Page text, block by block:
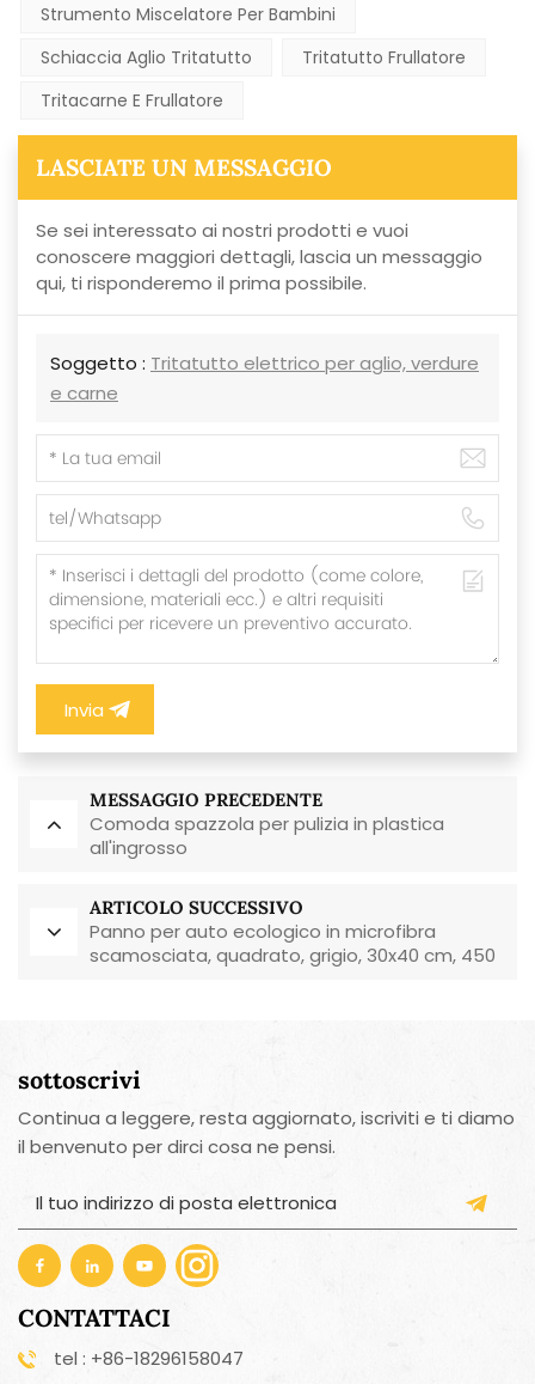
Strumento Miscelatore Per Bambini
Schiaccia Aglio Tritatutto
Tritatutto Frullatore
Tritacarne E Frullatore
LASCIATE UN MESSAGGIO
Se sei interessato ai nostri prodotti e vuoi
conoscere maggiori dettagli, lascia un messaggio
qui, ti risponderemo il prima possibile.
Soggetto : Tritatutto elettrico per aglio, verdure
e carne
Invia
MESSAGGIO PRECEDENTE
Comoda spazzola per pulizia in plastica
all'ingrosso
ARTICOLO SUCCESSIVO
Panno per auto ecologico in microfibra
scamosciata, quadrato, grigio, 30x40 cm, 450
sottoscrivi
Continua a leggere, resta aggiornato, iscriviti e ti diamo
il benvenuto per dirci cosa ne pensi.
CONTATTACI
tel : +86-18296158047